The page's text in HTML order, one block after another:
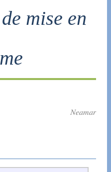
mise en
Neamar